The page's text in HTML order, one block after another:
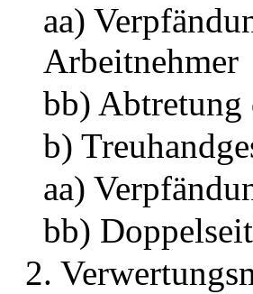
aa)
Arbeitnehmer
bb) Abtretung
b)
aa)
bb)
2.